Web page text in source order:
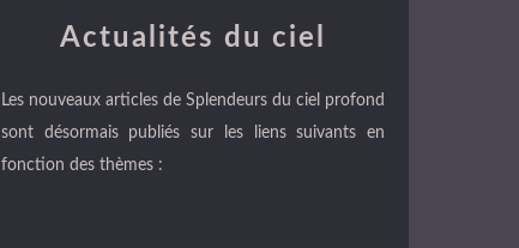
Actualités du ciel
Les nouveaux articles de Splendeurs du ciel profond
sont désormais publiés sur les liens suivants en
fonction des thèmes :